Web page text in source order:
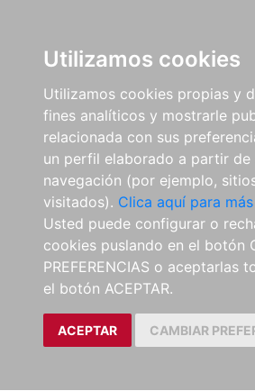
Utilizamos cookies
Utilizamos cookies propias y
fines analíticos y mostrarle
relacionada con sus
un perfil elaborado a partir de
navegación (por ejemplo,
visitados). Clica aquí para
Usted puede configurar o
cookies puslando en el botón
PREFERENCIAS o aceptarlas
el botón ACEPTAR.
ACEPTAR CAMBIAR